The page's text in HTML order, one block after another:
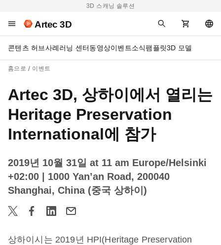
3D 스캐닝 솔루션
Artec 3D
콘텐츠 허브사례러닝 센터동영상이벤트소식팸플릿3D 모델
홈으로 이벤트
Artec 3D, 상하이에서 열리는
Heritage Preservation
International에 참가
2019년 10월 31일 at 11 am Europe/Helsinki
+02:00
| 1000 Yan’an Road, 200040
Shanghai, China (중국 상하이)
상하이시는 2019년 HPI(Heritage Preservation